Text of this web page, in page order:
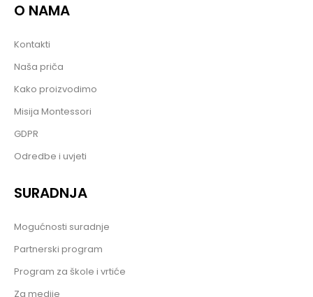
O NAMA
Kontakti
Naša priča
Kako proizvodimo
Misija Montessori
GDPR
Odredbe i uvjeti
SURADNJA
Mogućnosti suradnje
Partnerski program
Program za škole i vrtiće
Za medije